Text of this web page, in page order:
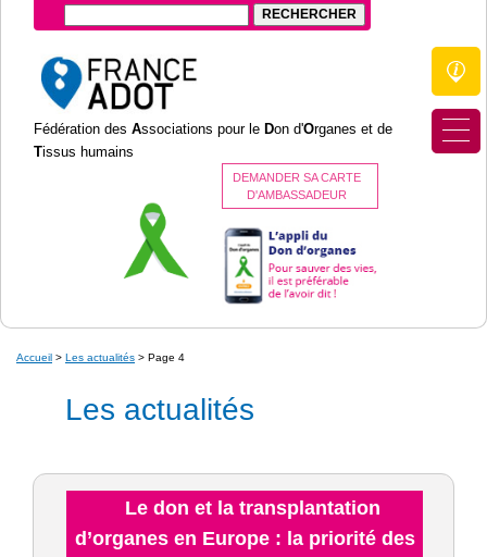
Fédération des Associations pour le Don d'Organes et de
Tissus humains
DEMANDER SA CARTE
D'AMBASSADEUR
Accueil > Les actualités > Page 4
Les actualités
Le don et la transplantation
d’organes en Europe : la priorité des